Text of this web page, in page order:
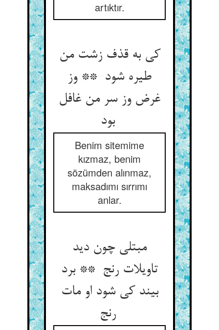
artıktır.
کی به قذف زشت من
طیره شود ** وز
غرض وز سر من غافل
بود
Benim sitemime
kızmaz, benim
sözümden alınmaz,
maksadımı sırrımı
anlar.
مبتلی چون دید
تاویلات رنج ** برد
بیند کی شود او مات
رنج